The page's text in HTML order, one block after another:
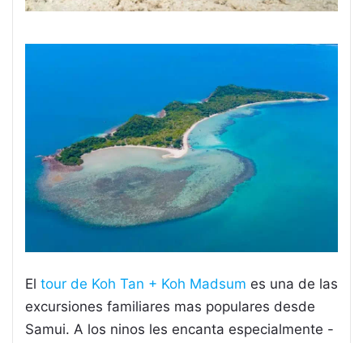
El tour de Koh Tan + Koh Madsum es una de las
excursiones familiares mas populares desde
Samui. A los ninos les encanta especialmente -